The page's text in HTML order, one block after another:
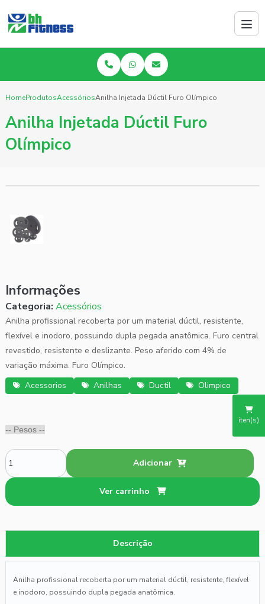
iten(s)
HomeProdutosAcessóriosAnilha Injetada Dúctil Furo Olímpico
Anilha Injetada Dúctil Furo
Olímpico
Informações
Categoria: Acessórios
Anilha profissional recoberta por um material dúctil, resistente,
flexível e inodoro, possuindo dupla pegada anatômica. Furo central
revestido, resistente e deslizante. Peso aferido com 4% de
variação máxima. Furo Olímpico.
Acessorios
Anilhas Ductil Olimpico
Adicionar
Ver carrinho
Descrição
Anilha profissional recoberta por um material dúctil, resistente, flexível
e inodoro, possuindo dupla pegada anatômica.